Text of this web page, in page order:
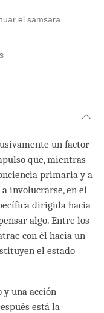
el samsara
un factor
que, mientras
primaria y a
involucrarse, en el
dirigida hacia
algo. Entre los
con él hacia un
el estado
una acción
está la